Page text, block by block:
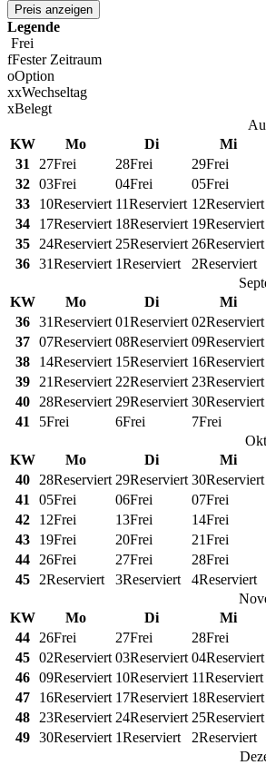
Preis anzeigen
Legende
Frei
fFester Zeitraum
oOption
xxWechseltag
xBelegt
KW
Mo Di Mi
31
27Frei 28Frei 29Frei
32 03Frei 04Frei 05Frei
33
10Reserviert 11Reserviert 12Reserviert
34
17Reserviert 18Reserviert 19Reserviert
35
24Reserviert 25Reserviert 26Reserviert
36 31Reserviert 1Reserviert 2Reserviert
KW
Mo Di Mi
36 31Reserviert 01Reserviert 02Reserviert
37 07Reserviert 08Reserviert 09Reserviert
38
14Reserviert 15Reserviert 16Reserviert
39
21Reserviert 22Reserviert 23Reserviert
40
28Reserviert 29Reserviert 30Reserviert
41
5Frei 6Frei 7Frei
KW
Mo Di Mi
40
28Reserviert 29Reserviert 30Reserviert
41
05Frei 06Frei 07Frei
42
12Frei 13Frei 14Frei
43
19Frei 20Frei 21Frei
44
26Frei 27Frei 28Frei
45
2Reserviert 3Reserviert 4Reserviert
KW
Mo Di Mi
44
26Frei 27Frei 28Frei
45 02Reserviert 03Reserviert 04Reserviert
46 09Reserviert 10Reserviert 11Reserviert
47
16Reserviert 17Reserviert 18Reserviert
48
23Reserviert 24Reserviert 25Reserviert
49 30Reserviert 1Reserviert 2Reserviert